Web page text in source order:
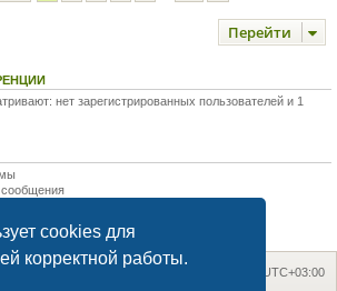
cookies для
корректной работы.
Перейти
нет зарегистрированных пользователей и 1
сообщения
сообщения
форумов UTC+03:00